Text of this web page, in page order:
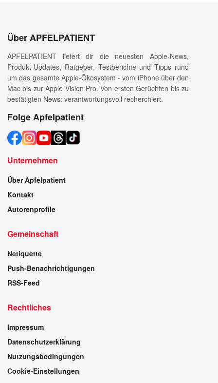
Über APFELPATIENT
APFELPATIENT liefert dir die neuesten Apple-News,
Produkt-Updates, Ratgeber, Testberichte und Tipps rund
um das gesamte Apple-Ökosystem - vom iPhone über den
Mac bis zur Apple Vision Pro. Von ersten Gerüchten bis zu
bestätigten News: verantwortungsvoll recherchiert.
Folge Apfelpatient
Unternehmen
Über Apfelpatient
Kontakt
Autorenprofile
Gemeinschaft
Netiquette
Push-Benachrichtigungen
RSS-Feed
Rechtliches
Impressum
Datenschutzerklärung
Nutzungsbedingungen
Cookie-Einstellungen